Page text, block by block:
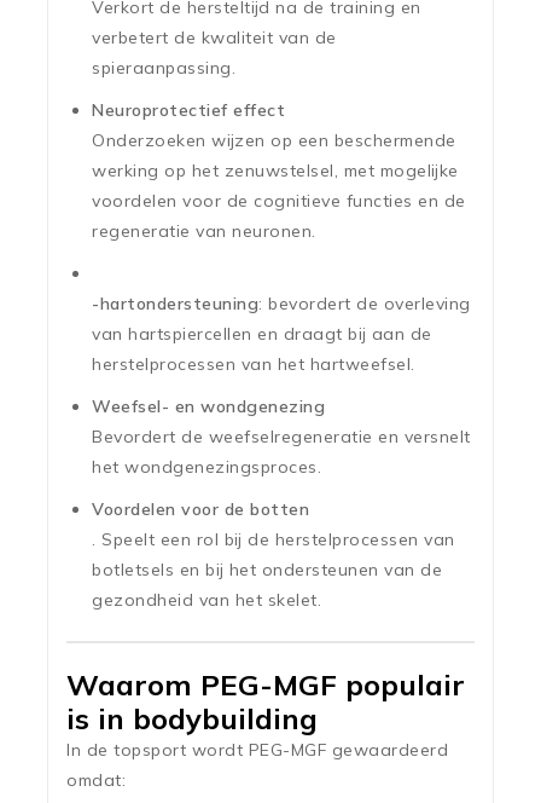
Verkort de hersteltijd na de training en
verbetert de kwaliteit van de
spieraanpassing.
Neuroprotectief effect
Onderzoeken wijzen op een beschermende
werking op het zenuwstelsel, met mogelijke
voordelen voor de cognitieve functies en de
regeneratie van neuronen.
-hartondersteuning: bevordert de overleving
van hartspiercellen en draagt bij aan de
herstelprocessen van het hartweefsel.
Weefsel- en wondgenezing
Bevordert de weefselregeneratie en versnelt
het wondgenezingsproces.
Voordelen voor de botten
. Speelt een rol bij de herstelprocessen van
botletsels en bij het ondersteunen van de
gezondheid van het skelet.
Waarom PEG-MGF populair
is in bodybuilding
In de topsport wordt PEG-MGF gewaardeerd
omdat: